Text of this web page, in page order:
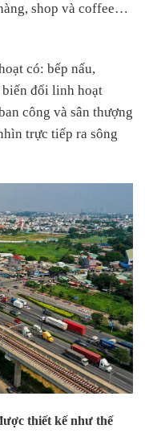
shop và coffee…
có: bếp nấu,
biến đổi linh hoạt
công và sân thượng
trực tiếp ra sông
thiết kế như thế